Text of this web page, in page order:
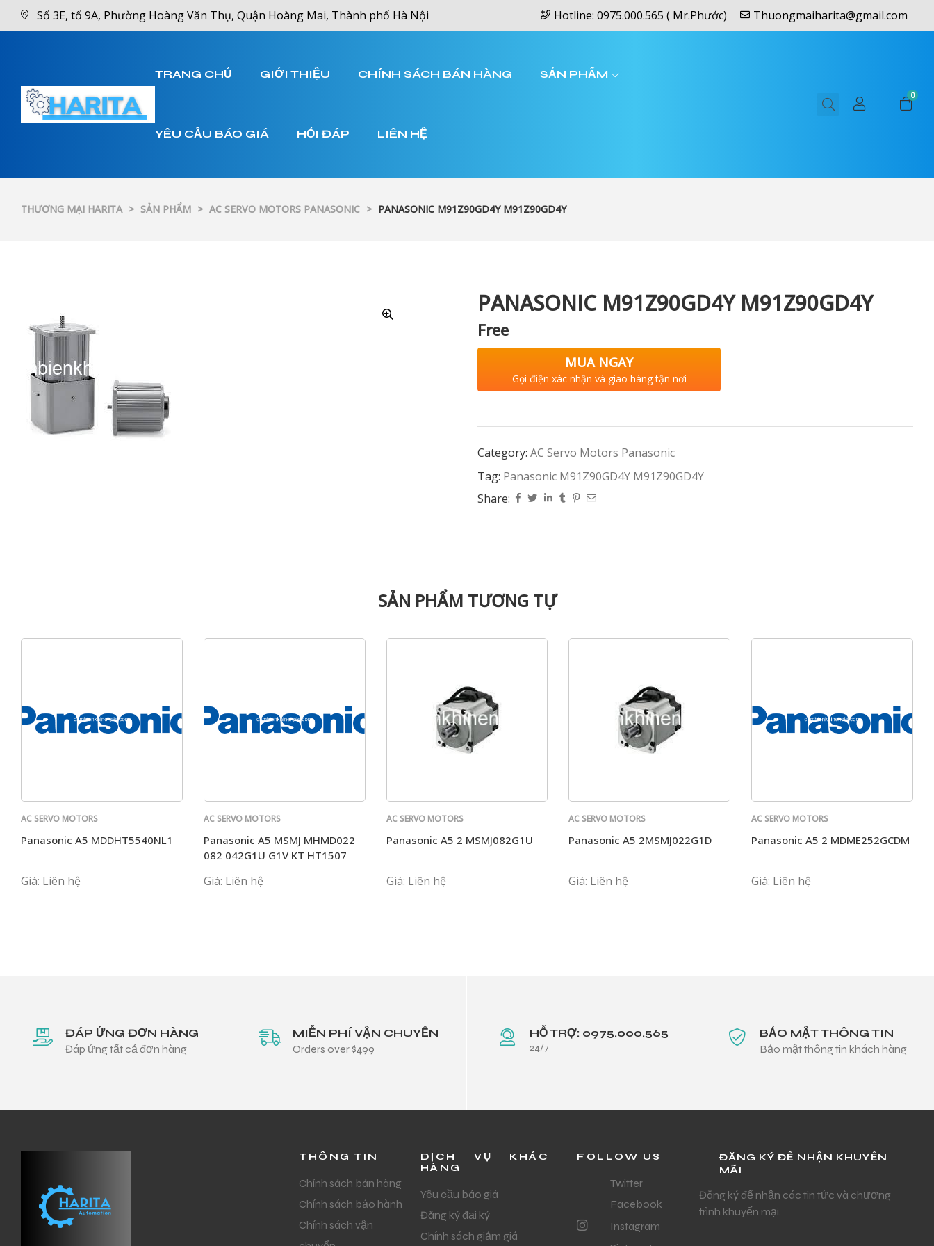
Số 3E, tổ 9A, Phường Hoàng Văn Thụ, Quận Hoàng Mai, Thành phố Hà Nội Hotline: 0975.000.565 ( Mr.Phước) Thuongmaiharita@gmail.com
TRANG CHỦ GIỚI THIỆU CHÍNH SÁCH BÁN HÀNG SẢN PHẨM
YÊU CẦU BÁO GIÁ HỎI ĐÁP LIÊN HỆ
0
THƯƠNG MẠI HARITA > SẢN PHẨM > AC SERVO MOTORS PANASONIC > PANASONIC M91Z90GD4Y M91Z90GD4Y
PANASONIC M91Z90GD4Y M91Z90GD4Y
Free
MUA NGAY
Gọi điện xác nhận và giao hàng tận nơi
Category: AC Servo Motors Panasonic
Tag: Panasonic M91Z90GD4Y M91Z90GD4Y
Share:
SẢN PHẨM TƯƠNG TỰ
AC SERVO MOTORS
Panasonic A5 MDDHT5540NL1
Giá: Liên hệ
AC SERVO MOTORS
Panasonic A5 MSMJ MHMD022
082 042G1U G1V KT HT1507
Giá: Liên hệ
AC SERVO MOTORS
Panasonic A5 2 MSMJ082G1U
Giá: Liên hệ
AC SERVO MOTORS
Panasonic A5 2MSMJ022G1D
Giá: Liên hệ
AC SERVO MOTORS
Panasonic A5 2 MDME252GCDM
Giá: Liên hệ
ĐÁP ỨNG ĐƠN HÀNG
Đáp ứng tất cả đơn hàng
MIỄN PHÍ VẬN CHUYỂN
Orders over $499
HỖ TRỢ: 0975.000.565
24/7
BẢO MẬT THÔNG TIN
Bảo mật thông tin khách hàng
THÔNG TIN
Chính sách bán hàng
Chính sách bảo hành
Chính sách vận
DỊCH VỤ KHÁC
HÀNG
Yêu cầu báo giá
Đăng ký đại ký
Chính sách giảm giá
FOLLOW US
Twitter
Facebook
Instagram
ĐĂNG KÝ ĐỂ NHẬN KHUYẾN
MÃI
Đăng ký để nhận các tin tức và chương
trình khuyến mại.